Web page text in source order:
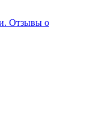
Отзывы о